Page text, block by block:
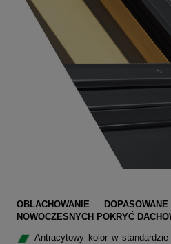
OBLACHOWANIE
NOWOCZESNYCH POKRYĆ
Antracytowy kolor w standardzie